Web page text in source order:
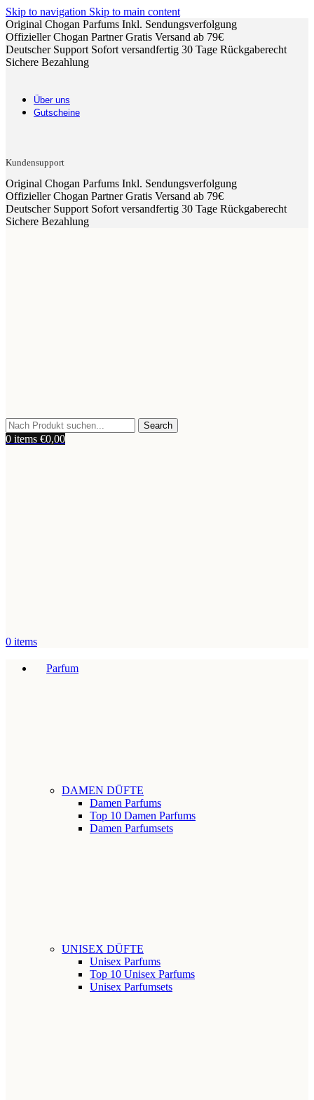
Skip to navigation Skip to main content
Original Chogan Parfums Inkl. Sendungsverfolgung
Offizieller Chogan PartnerGratis Versand ab 79€
Deutscher Support Sofort versandfertig 30 Tage Rückgaberecht
Sichere Bezahlung
Über uns
Gutscheine
Kundensupport
Original Chogan Parfums Inkl. Sendungsverfolgung
Offizieller Chogan PartnerGratis Versand ab 79€
Deutscher Support Sofort versandfertig 30 Tage Rückgaberecht
Sichere Bezahlung
Search
0 items €0,00
0 items
Parfum
DAMEN DÜFTE
Damen Parfums
Top 10 Damen Parfums
Damen Parfumsets
UNISEX DÜFTE
Unisex Parfums
Top 10 Unisex Parfums
Unisex Parfumsets